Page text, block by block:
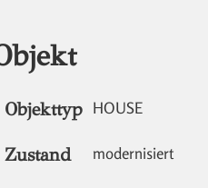
Objekttyp HOUSE
Zustand modernisiert